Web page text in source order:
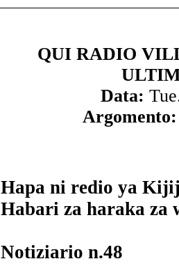
QUI RADIO
Data:
Argomento:
Hapa ni redio ya
Habari za haraka za
Notiziario n.48